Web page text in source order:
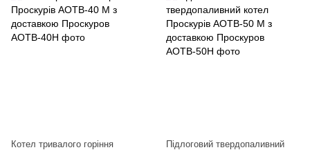
Котел тривалого горіння
Підлоговий твердопаливний